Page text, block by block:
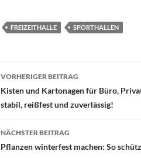
FREIZEITHALLE SPORTHALLEN
Beitragsnavigation
VORHERIGER BEITRAG
Kisten und Kartonagen für Büro,
stabil, reißfest und zuverlässig!
NÄCHSTER BEITRAG
Pflanzen winterfest machen: So